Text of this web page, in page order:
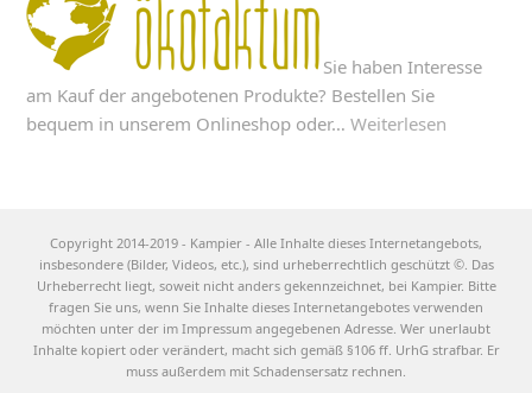
Sie haben Interesse
am Kauf der angebotenen Produkte? Bestellen Sie
bequem in unserem Onlineshop oder…Weiterlesen
Copyright 2014-2019 - Kampier - Alle Inhalte dieses Internetangebots,
insbesondere (Bilder, Videos, etc.), sind urheberrechtlich geschützt ©. Das
Urheberrecht liegt, soweit nicht anders gekennzeichnet, bei Kampier. Bitte
fragen Sie uns, wenn Sie Inhalte dieses Internetangebotes verwenden
möchten unter der im Impressum angegebenen Adresse. Wer unerlaubt
Inhalte kopiert oder verändert, macht sich gemäß §106 ff. UrhG strafbar. Er
muss außerdem mit Schadensersatz rechnen.